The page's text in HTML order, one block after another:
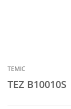
TEMIC
TEZ B10010S